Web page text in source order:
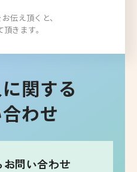
伝え頂くと、
きます。
関する
わせ
お問い合わせ